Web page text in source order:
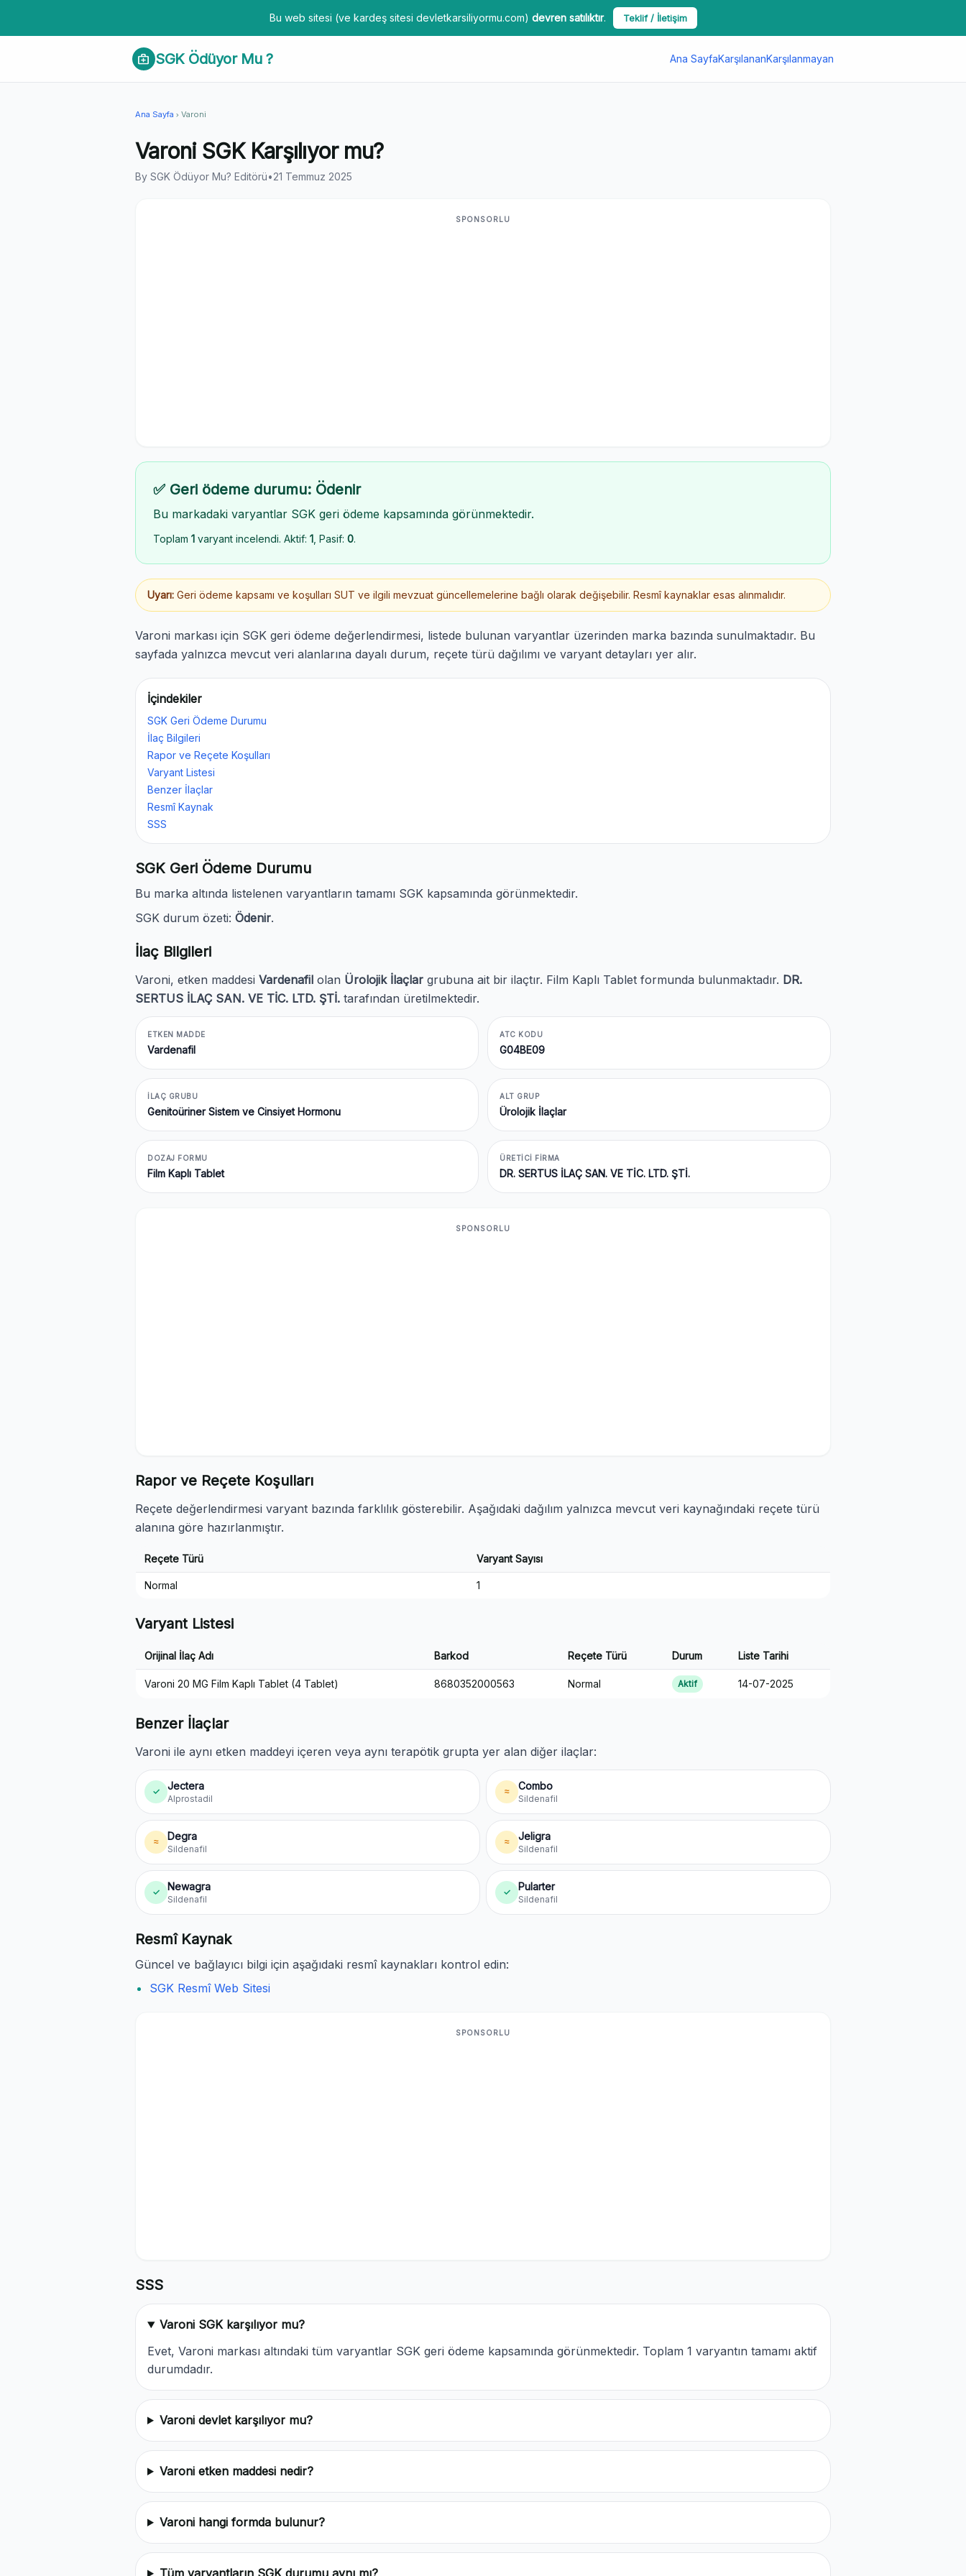
Bu web sitesi (ve kardeş sitesi devletkarsiliyormu.com) devren satılıktır. Teklif / İletişim
medical_services SGK Ödüyor Mu ? Ana SayfaKarşılananKarşılanmayan
Ana Sayfa chevron_right Varoni
Varoni SGK Karşılıyor mu?
By SGK Ödüyor Mu? Editörü•21 Temmuz 2025
SPONSORLU
✅ Geri ödeme durumu: Ödenir
Bu markadaki varyantlar SGK geri ödeme kapsamında görünmektedir.
Toplam 1 varyant incelendi. Aktif: 1 , Pasif: 0.
Uyarı: Geri ödeme kapsamı ve koşulları SUT ve ilgili mevzuat güncellemelerine bağlı olarak değişebilir. Resmî kaynaklar esas alınmalıdır.
Varoni markası için SGK geri ödeme değerlendirmesi, listede bulunan varyantlar üzerinden marka bazında sunulmaktadır. Bu
sayfada yalnızca mevcut veri alanlarına dayalı durum, reçete türü dağılımı ve varyant detayları yer alır.
İçindekiler
SGK Geri Ödeme Durumu
İlaç Bilgileri
Rapor ve Reçete Koşulları
Varyant Listesi
Benzer İlaçlar
Resmî Kaynak
SSS
SGK Geri Ödeme Durumu
Bu marka altında listelenen varyantların tamamı SGK kapsamında görünmektedir.
SGK durum özeti: Ödenir.
İlaç Bilgileri
Varoni, etken maddesi Vardenafil olan Ürolojik İlaçlar grubuna ait bir ilaçtır. Film Kaplı Tablet formunda bulunmaktadır. DR.
SERTUS İLAÇ SAN. VE TİC. LTD. ŞTİ. tarafından üretilmektedir.
ETKEN MADDE
Vardenafil
ATC KODU
G04BE09
İLAÇ GRUBU
Genitoüriner Sistem ve Cinsiyet Hormonu
ALT GRUP
Ürolojik İlaçlar
DOZAJ FORMU
Film Kaplı Tablet
ÜRETICI FIRMA
DR. SERTUS İLAÇ SAN. VE TİC. LTD. ŞTİ.
SPONSORLU
Rapor ve Reçete Koşulları
Reçete değerlendirmesi varyant bazında farklılık gösterebilir. Aşağıdaki dağılım yalnızca mevcut veri kaynağındaki reçete türü
alanına göre hazırlanmıştır.
Reçete Türü Varyant Sayısı
Normal 1
Varyant Listesi
Orijinal İlaç Adı Barkod Reçete Türü Durum Liste Tarihi
Varoni 20 MG Film Kaplı Tablet (4 Tablet) 8680352000563 Normal Aktif 14-07-2025
Benzer İlaçlar
Varoni ile aynı etken maddeyi içeren veya aynı terapötik grupta yer alan diğer ilaçlar:
✓ Jectera
Alprostadil
≈ Combo
Sildenafil
≈ Degra
Sildenafil
≈ Jeligra
Sildenafil
✓ Newagra
Sildenafil
✓ Pularter
Sildenafil
Resmî Kaynak
Güncel ve bağlayıcı bilgi için aşağıdaki resmî kaynakları kontrol edin:
SGK Resmî Web Sitesi
SPONSORLU
SSS
Varoni SGK karşılıyor mu?
Evet, Varoni markası altındaki tüm varyantlar SGK geri ödeme kapsamında görünmektedir. Toplam 1 varyantın tamamı aktif
durumdadır.
Varoni devlet karşılıyor mu?
Varoni etken maddesi nedir?
Varoni hangi formda bulunur?
Tüm varyantların SGK durumu aynı mı?